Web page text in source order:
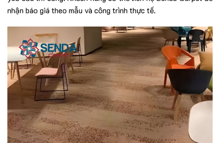
nhận báo giá theo mẫu và công trình thực tế.